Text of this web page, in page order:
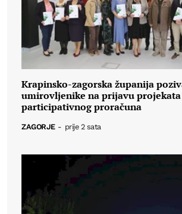
Krapinsko-zagorska županija
umirovljenike na prijavu
participativnog proračuna
ZAGORJE - prije 2 sata